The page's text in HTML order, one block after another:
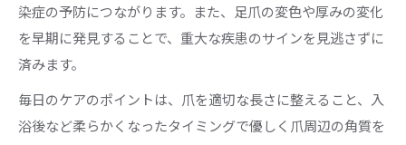
失敗しない足爪ケアサロンの選び方ポイント
足爪ケアで差がつく専門技術の見極め方
足爪ケアで実感する最新フットケアの効果
最新の足爪ケア体験が悩み解消に導く理由
染症の予防につながります。また、足爪の変色や厚みの変化
を早期に発見することで、重大な疾患のサインを見逃さずに
済みます。
毎日のケアのポイントは、爪を適切な長さに整えること、入
浴後など柔らかくなったタイミングで優しく爪周辺の角質を